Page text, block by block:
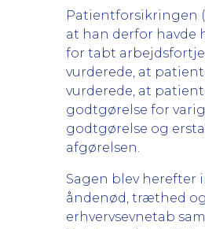
Patientforsikringen
at han derfor havde
for tabt
vurderede, at
vurderede, at
godtgørelse for
godtgørelse og
afgørelsen.
Sagen blev herefter
åndenød, træthed
erhvervsevnetab